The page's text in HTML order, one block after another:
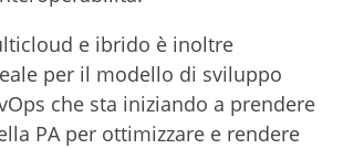
e ibrido è inoltre
per il modello di sviluppo
che sta iniziando a prendere
PA per ottimizzare e rendere